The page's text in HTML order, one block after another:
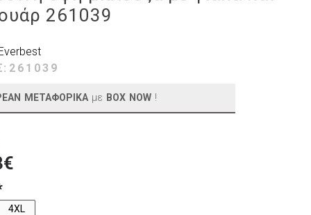
261039
ΜΕΤΑΦΟΡΙΚΑ με BOX NOW !
261039
4XL